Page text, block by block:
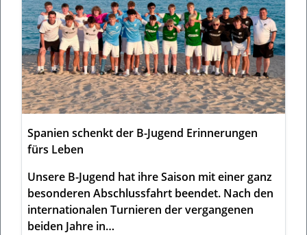
Spanien schenkt der B-Jugend Erinnerungen
fürs Leben
Unsere B-Jugend hat ihre Saison mit einer ganz
besonderen Abschlussfahrt beendet. Nach den
internationalen Turnieren der vergangenen
beiden Jahre in…